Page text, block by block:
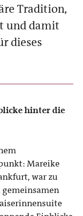
Tradition,
und damit
dieses
hinter die
Mareike
war zu
gemeinsamen